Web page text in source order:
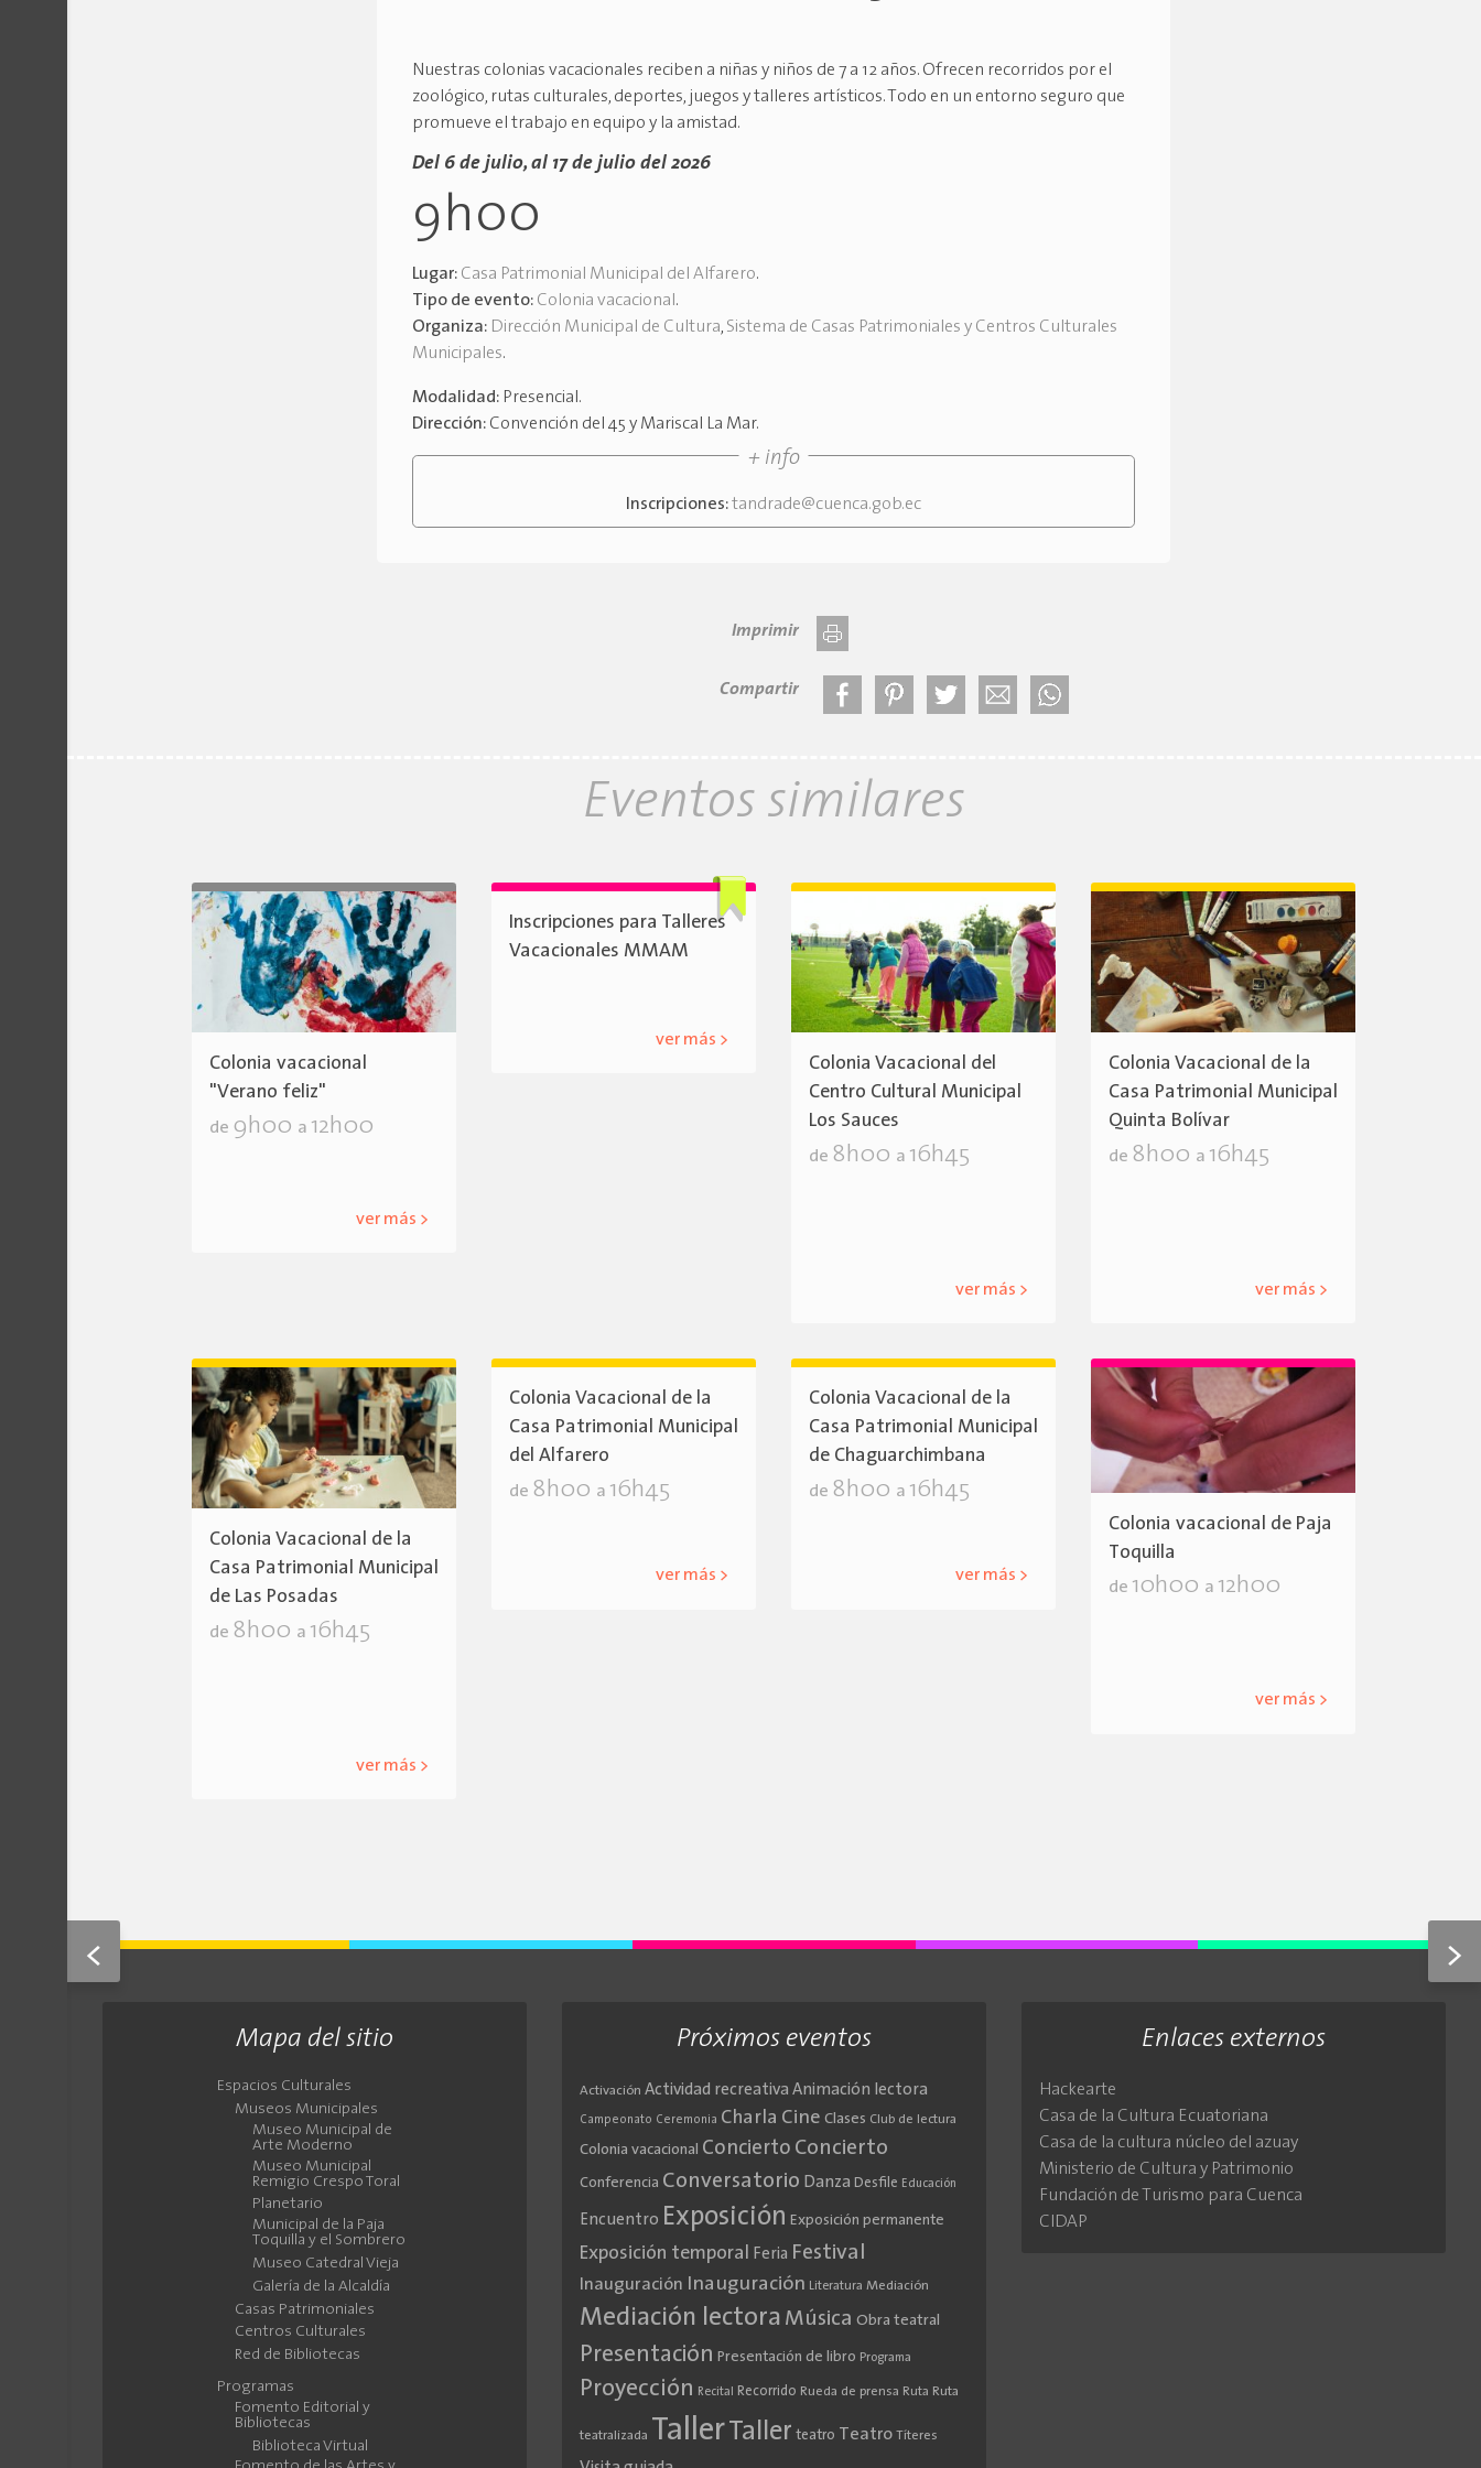
Nuestras colonias vacacionales reciben a niñas y niños de 7 a 12 años. Ofrecen recorridos por el
zoológico, rutas culturales, deportes, juegos y talleres artísticos. Todo en un entorno seguro que
promueve el trabajo en equipo y la amistad.
Del 6 de julio, al 17 de julio del 2026
9h00
Lugar: Casa Patrimonial Municipal del Alfarero.
Tipo de evento: Colonia vacacional.
Organiza: Dirección Municipal de Cultura, Sistema de Casas Patrimoniales y Centros Culturales
Municipales.
Modalidad: Presencial.
Dirección: Convención del 45 y Mariscal La Mar.
+ info
Inscripciones:tandrade@cuenca.gob.ec
Imprimir
Compartir
< >
Eventos similares
Colonia vacacional
"Verano feliz"
de 9h00 a 12h00
ver más >
Inscripciones para Talleres
Vacacionales MMAM
ver más >
Colonia Vacacional del
Centro Cultural Municipal
Los Sauces
de 8h00 a 16h45
ver más >
Colonia Vacacional de la
Casa Patrimonial Municipal
Quinta Bolívar
de 8h00 a 16h45
ver más >
Colonia Vacacional de la
Casa Patrimonial Municipal
de Las Posadas
de 8h00 a 16h45
ver más >
Colonia Vacacional de la
Casa Patrimonial Municipal
del Alfarero
de 8h00 a 16h45
ver más >
Colonia Vacacional de la
Casa Patrimonial Municipal
de Chaguarchimbana
de 8h00 a 16h45
ver más >
Colonia vacacional de Paja
Toquilla
de 10h00 a 12h00
ver más >
Mapa del sitio
Espacios Culturales
Museos Municipales
Museo Municipal de
Arte Moderno
Museo Municipal
Remigio Crespo Toral
Planetario
Municipal de la Paja
Toquilla y el Sombrero
Museo Catedral Vieja
Galería de la Alcaldía
Casas Patrimoniales
Centros Culturales
Red de Bibliotecas
Programas
Fomento Editorial y
Bibliotecas
Biblioteca Virtual
Próximos eventos
Activación Actividad recreativa Animación lectora
Campeonato Ceremonia Charla Cine Clases Club de lectura
Colonia vacacional Concierto Concierto
Conferencia Conversatorio Danza Desfile Educación
Encuentro Exposición Exposición permanente
Exposición temporal Feria Festival
Inauguración Inauguración Literatura Mediación
Mediación lectora Música Obra teatral
Presentación Presentación de libro Programa
Proyección Recital Recorrido Rueda de prensa Ruta Ruta
teatralizada Taller Taller teatro Teatro Títeres
Enlaces externos
Hackearte
Casa de la Cultura Ecuatoriana
Casa de la cultura núcleo del azuay
Ministerio de Cultura y Patrimonio
Fundación de Turismo para Cuenca
CIDAP